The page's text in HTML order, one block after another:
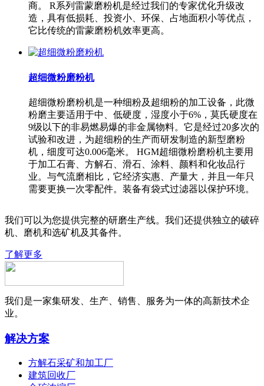
商。 R系列雷蒙磨粉机是经过我们的专家优化升级改
造，具有低损耗、投资小、环保、占地面积小等优点，
它比传统的雷蒙磨粉机效率更高。
超细微粉磨粉机
超细微粉磨粉机是一种细粉及超细粉的加工设备，此微
粉磨主要适用于中、低硬度，湿度小于6%，莫氏硬度在
9级以下的非易燃易爆的非金属物料。它是经过20多次的
试验和改进，为超细粉的生产而研发制造的新型磨粉
机，细度可达0.006毫米。 HGM超细微粉磨粉机主要用
于加工石膏、方解石、滑石、涂料、颜料和化妆品行
业。与气流磨相比，它经济实惠、产量大，并且一年只
需要更换一次零配件。装备有袋式过滤器以保护环境。
我们可以为您提供完整的研磨生产线。我们还提供独立的破碎
机、磨机和选矿机及其备件。
了解更多
我们是一家集研发、生产、销售、服务为一体的高新技术企
业。
解决方案
方解石采矿和加工厂
建筑回收厂